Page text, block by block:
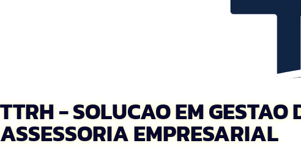
TTRH - SOLUCAO EM GESTAO
ASSESSORIA EMPRESARIAL